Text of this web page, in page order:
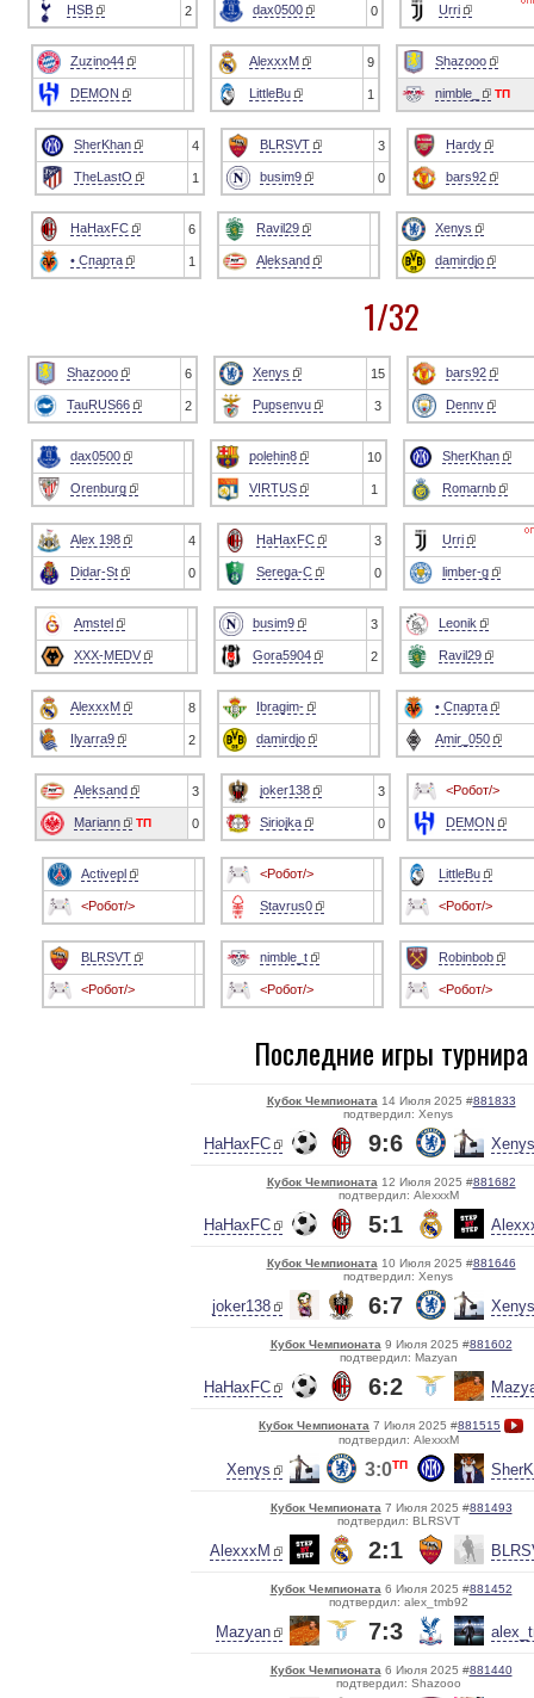
HSB 2 dax0500 0 Urri
Zuzino44
DEMON
AlexxxM 9
LittleBu 1
Shazooo
nimble_ ТП
SherKhan 4
TheLastO 1
BLRSVT 3
busim9 0
Hardy
bars92
HaHaxFC 6
• Спарта 1
Ravil29
Aleksand
Xenys
damirdjo
1/32
Shazooo 6
TauRUS66 2
Xenys 15
Pupsenvu 3
bars92
Dennv
dax0500
Orenburg
polehin8 10
VIRTUS 1
SherKhan
Romarnb
Alex 198 4
Didar-St 0
HaHaxFC 3
Serega-C 0
Urri
limber-g
Amstel
XXX-MEDV
busim9 3
Gora5904 2
Leonik
Ravil29
AlexxxM 8
Ilyarra9 2
Ibragim-
damirdjo
• Спарта
Amir_050
Aleksand 3
Mariann ТП 0
joker138 3
Siriojka 0
<Робот/>
DEMON
Activepl
<Робот/>
<Робот/>
Stavrus0
LittleBu
<Робот/>
BLRSVT
<Робот/>
nimble_t
<Робот/>
Robinbob
<Робот/>
Последние игры турнира
Кубок Чемпионата14 Июля 2025 #881833
подтвердил: Xenys
HaHaxFC 9:6 Xenys
Кубок Чемпионата12 Июля 2025 #881682
подтвердил: AlexxxM
HaHaxFC 5:1
Кубок Чемпионата10 Июля 2025 #881646
подтвердил: Xenys
joker138 6:7 Xenys
Кубок Чемпионата9 Июля 2025 #881602
подтвердил: Mazyan
HaHaxFC 6:2
Кубок Чемпионата 7 Июля 2025 #881515
подтвердил: AlexxxM
Xenys 3:0ТП
Кубок Чемпионата7 Июля 2025 #881493
подтвердил: BLRSVT
AlexxxM 2:1
Кубок Чемпионата6 Июля 2025 #881452
подтвердил: alex_tmb92
Mazyan 7:3
Кубок Чемпионата6 Июля 2025 #881440
подтвердил: Shazooo